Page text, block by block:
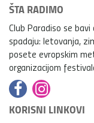
ŠTA RADIMO
Club Paradiso se
spadaju: letovanja,
posete evropskim
organizacijom
KORISNI LINKOVI